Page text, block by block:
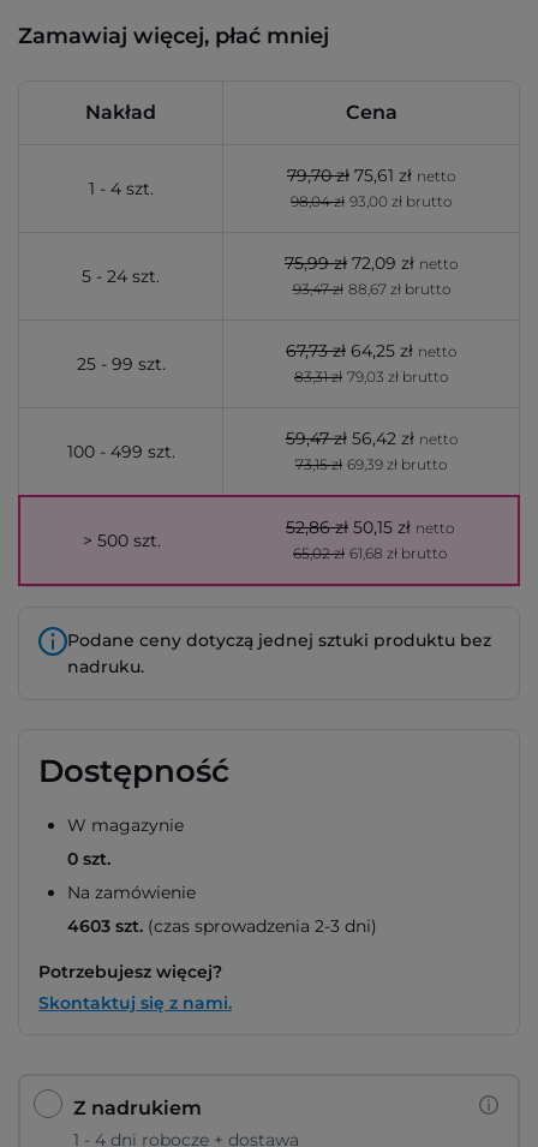
Zamawiaj więcej, płać mniej
Nakład Cena
1 - 4 szt.
79,70 zł 75,61 zł netto
98,04 zł 93,00 zł brutto
5 - 24 szt.
75,99 zł 72,09 zł netto
93,47 zł 88,67 zł brutto
25 - 99 szt.
67,73 zł 64,25 zł netto
83,31 zł 79,03 zł brutto
100 - 499 szt.
59,47 zł 56,42 zł netto
73,15 zł 69,39 zł brutto
> 500 szt.
52,86 zł 50,15 zł netto
65,02 zł 61,68 zł brutto
Podane ceny dotyczą jednej sztuki produktu bez
nadruku.
Dostępność
W magazynie
0 szt.
Na zamówienie
4603 szt. (czas sprowadzenia 2-3 dni)
Potrzebujesz więcej?
Skontaktuj się z nami.
Z nadrukiem
1 - 4 dni robocze + dostawa